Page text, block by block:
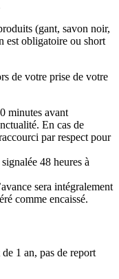
(gant, savon noir,
obligatoire ou short
de votre prise de votre
minutes avant
En cas de
par respect pour
48 heures à
sera intégralement
comme encaissé.
1 an, pas de report